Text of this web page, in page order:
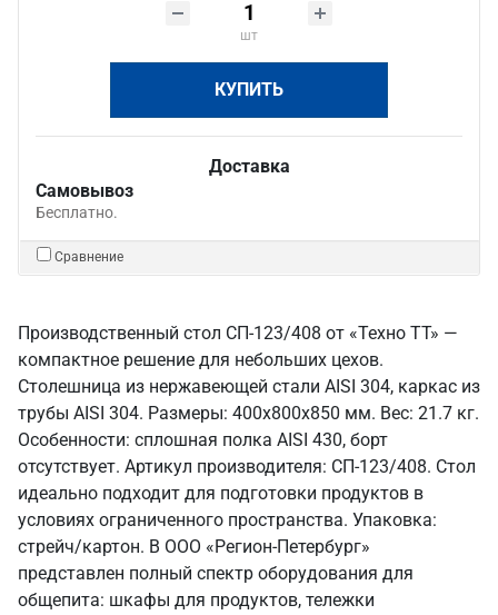
шт
КУПИТЬ
Доставка
Самовывоз
Бесплатно.
Сравнение
Производственный стол СП-123/408 от «Техно ТТ» —
компактное решение для небольших цехов.
Столешница из нержавеющей стали AISI 304, каркас из
трубы AISI 304. Размеры: 400x800x850 мм. Вес: 21.7 кг.
Особенности: сплошная полка AISI 430, борт
отсутствует. Артикул производителя: СП-123/408. Стол
идеально подходит для подготовки продуктов в
условиях ограниченного пространства. Упаковка:
стрейч/картон. В ООО «Регион-Петербург»
представлен полный спектр оборудования для
общепита: шкафы для продуктов, тележки